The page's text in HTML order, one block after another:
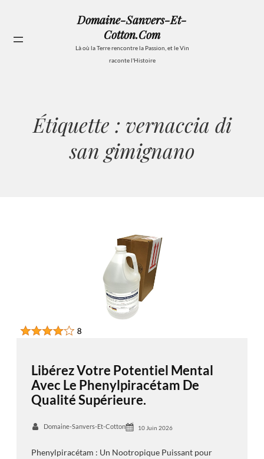
contenu
Domaine-Sanvers-Et-
Cotton.com
Là où la Terre rencontre la Passion, et le Vin
raconte l'Histoire
Étiquette : vernaccia di
san gimignano
Libérez Votre Potentiel Mental
Avec Le Phenylpiracétam De
Qualité Supérieure.
Domaine-Sanvers-Et-Cotton 10 Juin 2026
Phenylpiracétam : Un Nootropique Puissant pour